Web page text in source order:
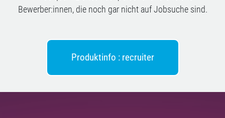
Bewerber:innen, die noch gar nicht auf Jobsuche sind.
Produktinfo : recruiter